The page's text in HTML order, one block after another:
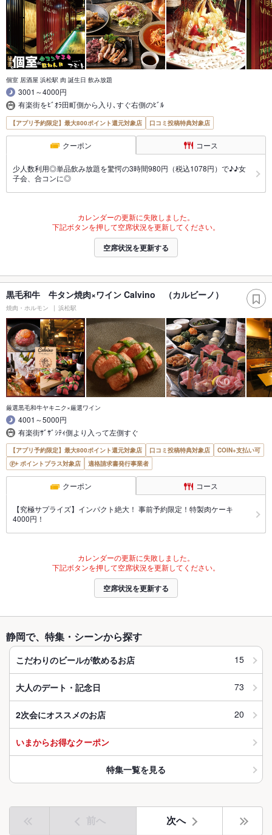
個室 居酒屋 浜松駅 肉 誕生日 飲み放題
3001～4000円
有楽街をﾋﾞｵﾗ田町側から入り､すぐ右側のﾋﾞﾙ
【アプリ予約限定】最大800ポイント還元対象店 口コミ投稿特典対象店
クーポン コース
少人数利用◎単品飲み放題を驚愕の3時間980円（税込1078円）で♪♪女
子会、合コンに◎
カレンダーの更新に失敗しました。
下記ボタンを押して空席状況を更新してください。
空席状況を更新する
黒毛和牛 牛タン焼肉×ワイン Calvino （カルビーノ）
焼肉・ホルモン 浜松駅
厳選黒毛和牛ヤキニク×厳選ワイン
4001～5000円
有楽街ｻﾞｻﾞｼﾃｨ側より入って左側すぐ
【アプリ予約限定】最大800ポイント還元対象店 口コミ投稿特典対象店
COIN+支払い可
ポイントプラス対象店
適格請求書発行事業者
クーポン コース
【究極サプライズ】インパクト絶大！ 事前予約限定！特製肉ケーキ
4000円！
カレンダーの更新に失敗しました。
下記ボタンを押して空席状況を更新してください。
空席状況を更新する
静岡で、特集・シーンから探す
こだわりのビールが飲めるお店 15
大人のデート・記念日 73
2次会にオススメのお店 20
いまからお得なクーポン
特集一覧を見る
前へ 次へ